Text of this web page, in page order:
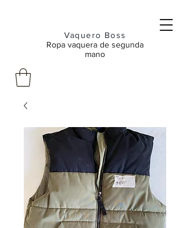
Vaquero Boss
Ropa vaquera de segunda
mano